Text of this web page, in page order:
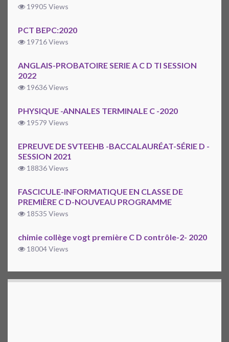
19905 Views
PCT BEPC:2020
19716 Views
ANGLAIS-PROBATOIRE SERIE A C D TI SESSION
2022
19636 Views
PHYSIQUE -ANNALES TERMINALE C -2020
19579 Views
EPREUVE DE SVTEEHB -BACCALAURÉAT-SÉRIE D -
SESSION 2021
18836 Views
FASCICULE-INFORMATIQUE EN CLASSE DE
PREMIÈRE C D-NOUVEAU PROGRAMME
18535 Views
chimie collège vogt première C D contrôle-2- 2020
18004 Views